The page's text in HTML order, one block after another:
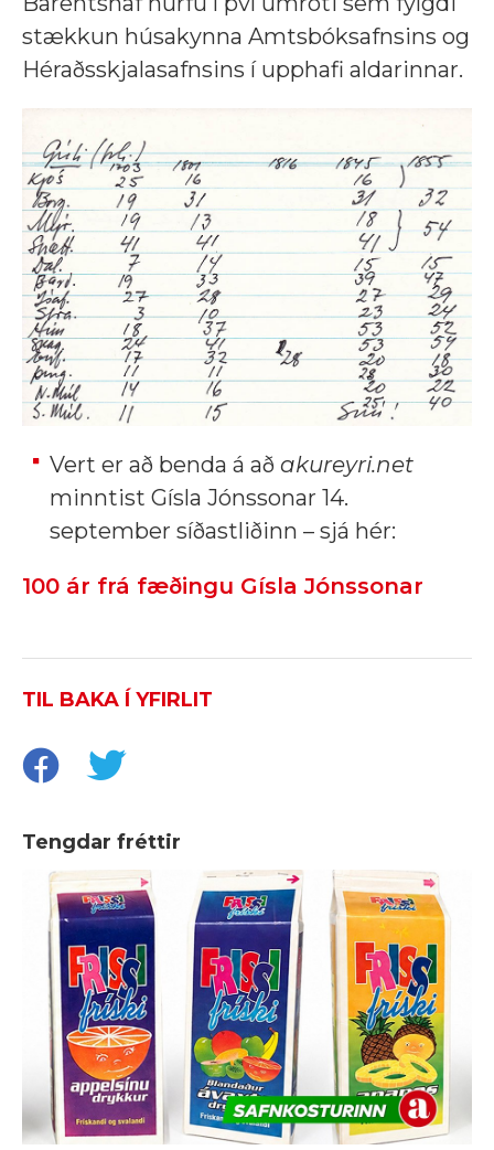
stækkun húsakynna Amtsbóksafnsins og
Héraðsskjalasafnsins í upphafi aldarinnar.
Vert er að benda á að akureyri.net
minntist Gísla Jónssonar 14.
september síðastliðinn – sjá hér:
100 ár frá fæðingu Gísla Jónssonar
TIL BAKA Í YFIRLIT
Tengdar fréttir